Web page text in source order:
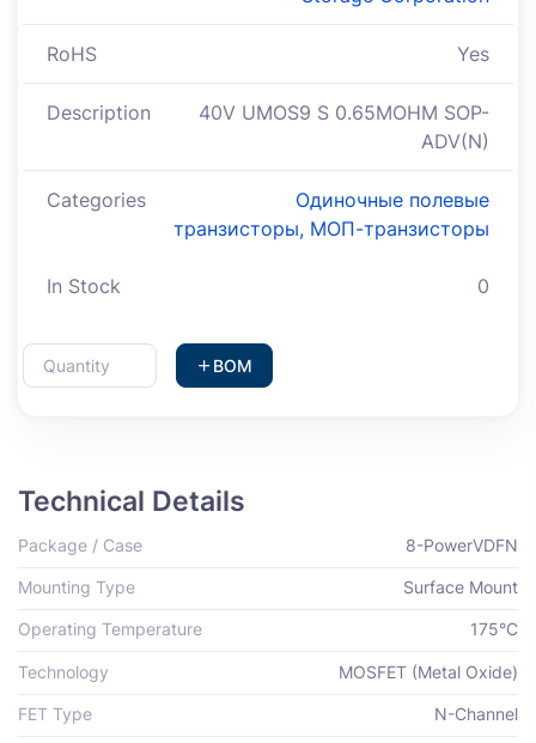
RoHS Yes
Description
40V UMOS9 S 0.65MOHM SOP-
ADV(N)
Categories
Одиночные полевые
транзисторы, МОП-транзисторы
In Stock 0
BOM
Technical Details
Package / Case 8-PowerVDFN
Mounting Type Surface Mount
Operating Temperature 175°C
Technology MOSFET (Metal Oxide)
FET Type N-Channel